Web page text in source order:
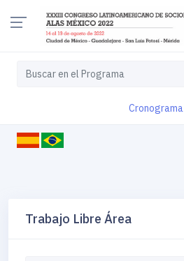
Cronograma
Trabajo Libre Área